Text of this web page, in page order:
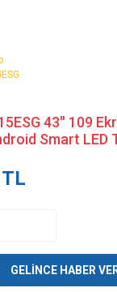
43'' 109
Smart LED
GELİNCE HABER